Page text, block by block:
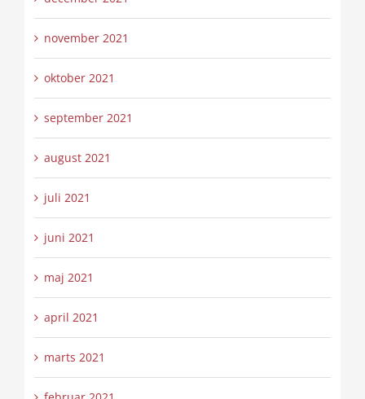
november 2021
oktober 2021
september 2021
august 2021
juli 2021
juni 2021
maj 2021
april 2021
marts 2021